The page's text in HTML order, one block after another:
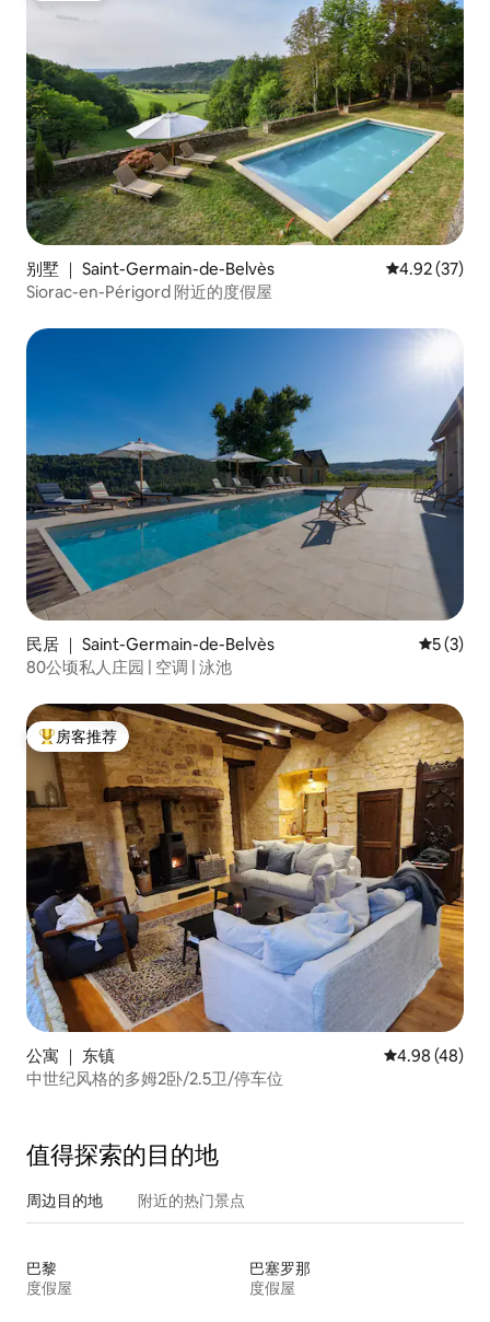
别墅 ｜ Saint-Germain-de-Belvès 平均评分
4.92 (37)
Siorac-en-Périgord 附近的度假屋
民居 ｜ Saint-Germain-de-Belvès 平均评分
5 (3)
80公顷私人庄园 | 空调 | 泳池
热门「房客推荐」
房客推荐
公寓 ｜ 东镇 平均评分
4.98 (48)
中世纪风格的多姆2卧/2.5卫/停车位
值得探索的目的地
周边目的地 附近的热门景点
巴黎
度假屋
巴塞罗那
度假屋